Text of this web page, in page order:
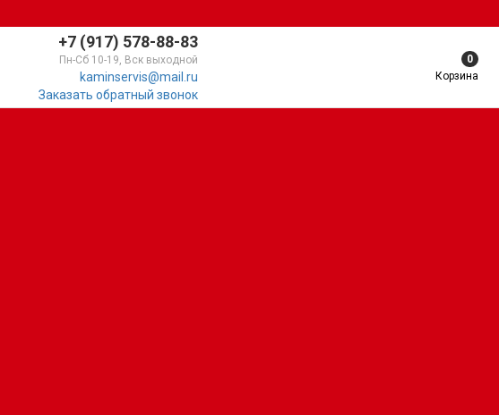
+7 (917) 578-88-83
Пн-Сб 10-19, Вск выходной
kaminservis@mail.ru
Заказать обратный звонок
0
Корзина